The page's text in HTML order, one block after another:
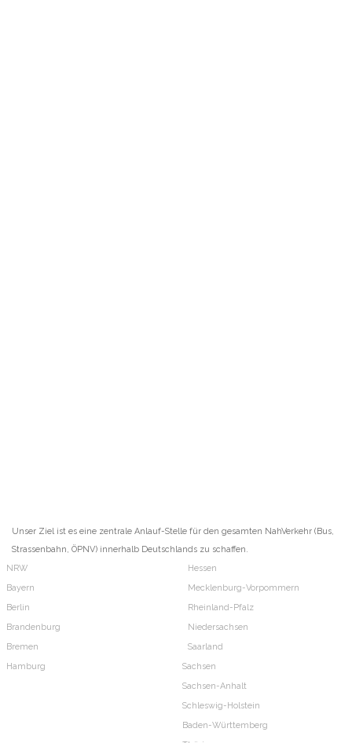
Unser Ziel ist es eine zentrale Anlauf-Stelle für den gesamten NahVerkehr (Bus,
Strassenbahn, ÖPNV) innerhalb Deutschlands zu schaffen.
NRW
Bayern
Berlin
Brandenburg
Bremen
Hamburg
Hessen
Mecklenburg-Vorpommern
Rheinland-Pfalz
Niedersachsen
Saarland
Sachsen
Sachsen-Anhalt
Schleswig-Holstein
Baden-Württemberg